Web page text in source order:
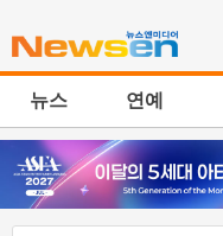
뉴스 연예